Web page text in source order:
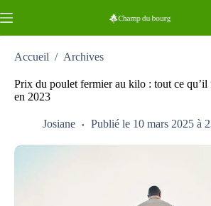
au
Accueil / Archives
Prix du poulet fermier au kilo : tout ce qu’il
en 2023
Josiane Publié le 10 mars 2025 à